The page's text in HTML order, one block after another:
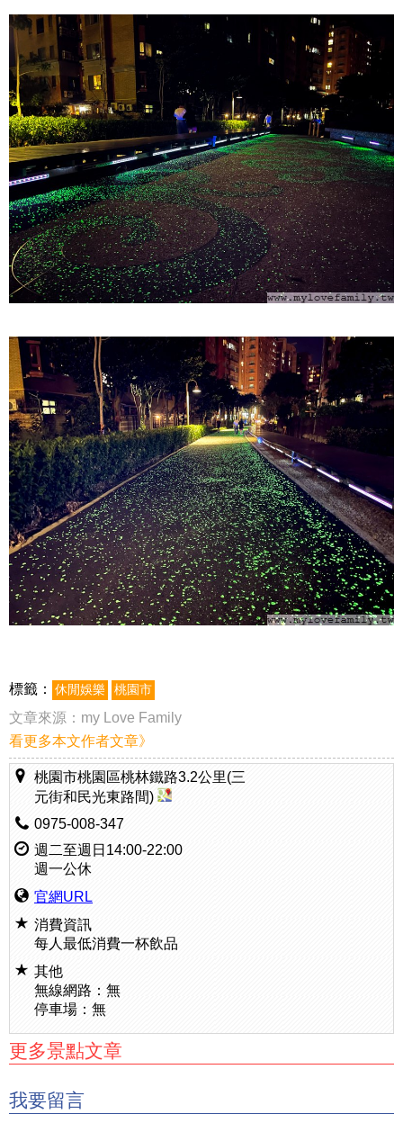
標籤： 休閒娛樂 桃園市
文章來源： my Love Family
看更多本文作者文章》
桃園市桃園區桃林鐵路3.2公里(三
元街和民光東路間)
0975-008-347
週二至週日14:00-22:00
週一公休
官網URL
消費資訊
每人最低消費一杯飲品
其他
無線網路：無
停車場：無
更多景點文章
我要留言